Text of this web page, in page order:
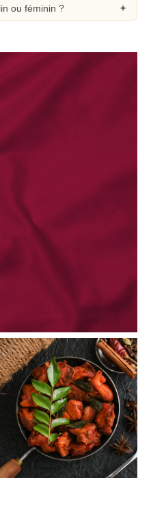
ou féminin ?